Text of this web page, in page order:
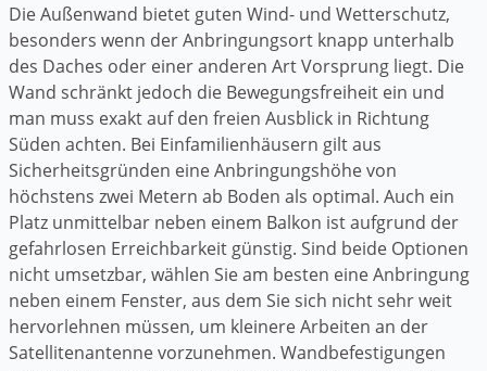
Die Außenwand bietet guten Wind- und Wetterschutz,
besonders wenn der Anbringungsort knapp unterhalb
des Daches oder einer anderen Art Vorsprung liegt. Die
Wand schränkt jedoch die Bewegungsfreiheit ein und
man muss exakt auf den freien Ausblick in Richtung
Süden achten. Bei Einfamilienhäusern gilt aus
Sicherheitsgründen eine Anbringungshöhe von
höchstens zwei Metern ab Boden als optimal. Auch ein
Platz unmittelbar neben einem Balkon ist aufgrund der
gefahrlosen Erreichbarkeit günstig. Sind beide Optionen
nicht umsetzbar, wählen Sie am besten eine Anbringung
neben einem Fenster, aus dem Sie sich nicht sehr weit
hervorlehnen müssen, um kleinere Arbeiten an der
Satellitenantenne vorzunehmen. Wandbefestigungen